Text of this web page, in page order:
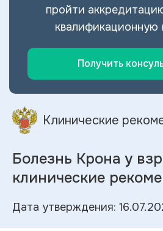
пройти
квалификационную
Получить
Клинические
Болезнь Крона у
клинические
Дата утверждения: